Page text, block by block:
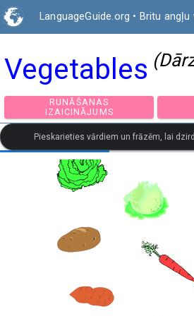
LanguageGuide.org • Britu
Vegetables
RUNĀŠANAS
IZAICINĀJUMS
Pieskarieties vārdiem un frāzēm, lai